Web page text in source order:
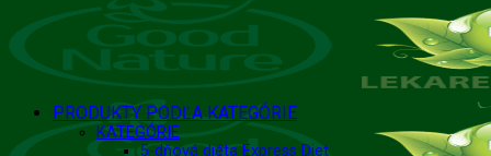
PRODUKTY PODĽA KATEGÓRIE
KATEGÓRIE
5-dňová diéta Express Diet